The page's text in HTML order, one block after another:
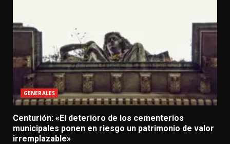
GENERALES
Centurión: «El deterioro de los cementerios
municipales ponen en riesgo un patrimonio de valor
irremplazable»